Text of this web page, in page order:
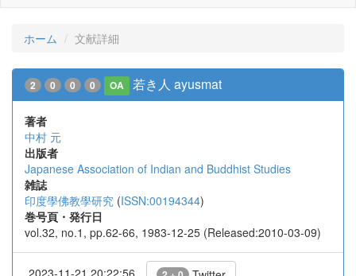
ホーム 文献詳細
2 0 0 0 OA 若き人 ayusmat
著者
中村 元
出版者
Japanese Association of Indian and Buddhist Studies
雑誌
印度學佛教學研究 (ISSN:00194344)
巻号頁・発行日
vol.32, no.1, pp.62-66, 1983-12-25 (Released:2010-03-09)
2023-11-21 20:22:56